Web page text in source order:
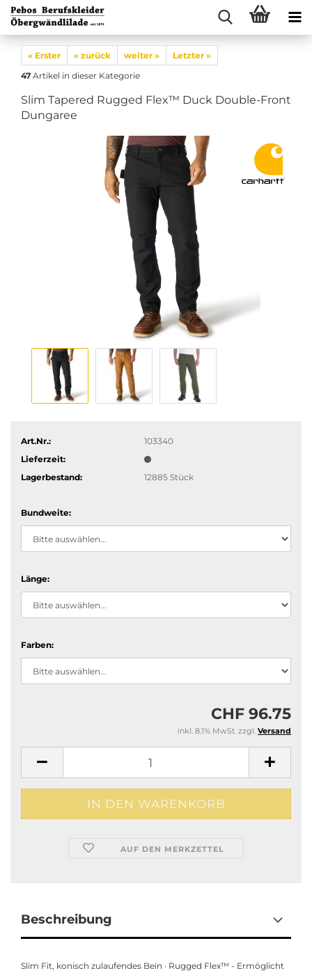
« Erster « zurück weiter »
Letzter »
47 Artikel in dieser Kategorie
Slim Tapered Rugged Flex™ Duck Double-Front
Dungaree
Art.Nr.:
103340
Lieferzeit:
Lagerbestand:
12885 Stück
Bundweite:
Länge:
Farben:
CHF 96.75
inkl. 8.1% MwSt. zzgl. Versand
AUF DEN MERKZETTEL
Beschreibung
Slim Fit, konisch zulaufendes Bein · Rugged Flex™ - Ermöglicht